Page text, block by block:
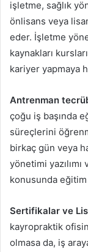
işletme, sağlık
önlisans veya
eder. İşletme
kaynakları
kariyer yapmaya
Antrenman
çoğu iş başında
süreçlerini
birkaç gün veya
yönetimi
konusunda
Sertifikalar ve
kayropraktik
olmasa da, iş